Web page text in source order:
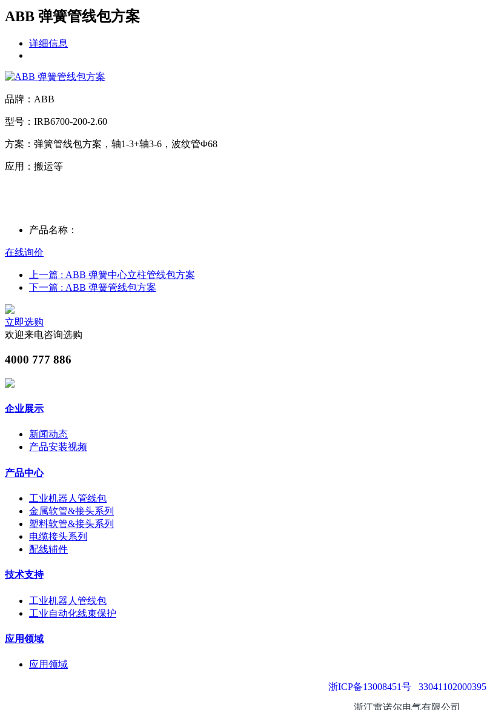
ABB 弹簧管线包方案
详细信息
品牌：ABB
型号：IRB6700-200-2.60
方案：弹簧管线包方案，轴1-3+轴3-6，波纹管Φ68
应用：搬运等
产品名称：
在线询价
上一篇 : ABB 弹簧中心立柱管线包方案
下一篇 : ABB 弹簧管线包方案
立即选购
欢迎来电咨询选购
4000 777 886
企业展示
新闻动态
产品安装视频
产品中心
工业机器人管线包
金属软管&接头系列
塑料软管&接头系列
电缆接头系列
配线辅件
技术支持
工业机器人管线包
工业自动化线束保护
应用领域
应用领域
浙ICP备13008451号
33041102000395
浙江雷诺尔电气有限公司